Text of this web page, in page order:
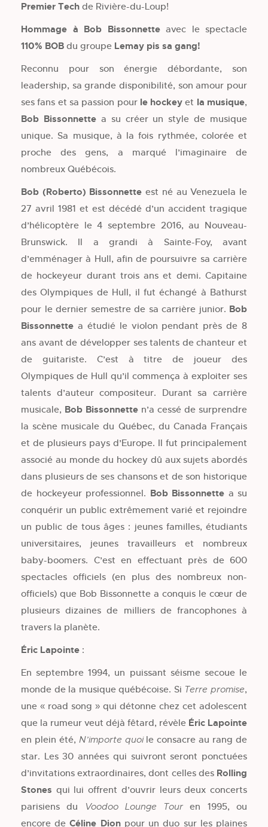
Premier Tech de Rivière-du-Loup!
Hommage à Bob Bissonnette avec le spectacle
110% BOB du groupe Lemay pis sa gang!
Reconnu pour son énergie débordante, son
leadership, sa grande disponibilité, son amour pour
ses fans et sa passion pour le hockey et la musique,
Bob Bissonnettea su créer un style de musique
unique. Sa musique, à la fois rythmée, colorée et
proche des gens, a marqué l’imaginaire de
nombreux Québécois.
Bob (Roberto) Bissonnette est né au Venezuela le
27 avril 1981 et est décédé d’un accident tragique
d’hélicoptère le 4 septembre 2016, au Nouveau-
Brunswick. Il a grandi à Sainte-Foy, avant
d’emménager à Hull, afin de poursuivre sa carrière
de hockeyeur durant trois ans et demi. Capitaine
des Olympiques de Hull, il fut échangé à Bathurst
pour le dernier semestre de sa carrière junior. Bob
Bissonnette a étudié le violon pendant près de 8
ans avant de développer ses talents de chanteur et
de guitariste. C’est à titre de joueur des
Olympiques de Hull qu’il commença à exploiter ses
talents d’auteur compositeur. Durant sa carrière
musicale, Bob Bissonnette n’a cessé de surprendre
la scène musicale du Québec, du Canada Français
et de plusieurs pays d’Europe. Il fut principalement
associé au monde du hockey dû aux sujets abordés
dans plusieurs de ses chansons et de son historique
de hockeyeur professionnel. Bob Bissonnette a su
conquérir un public extrêmement varié et rejoindre
un public de tous âges : jeunes familles, étudiants
universitaires, jeunes travailleurs et nombreux
baby-boomers. C’est en effectuant près de 600
spectacles officiels (en plus des nombreux non-
officiels) que Bob Bissonnette a conquis le cœur de
plusieurs dizaines de milliers de francophones à
travers la planète.
Éric Lapointe :
En septembre 1994, un puissant séisme secoue le
monde de la musique québécoise. Si Terre promise,
une « road song » qui détonne chez cet adolescent
que la rumeur veut déjà fêtard, révèle Éric Lapointe
en plein été, N’importe quoile consacre au rang de
star. Les 30 années qui suivront seront ponctuées
d’invitations extraordinaires, dont celles des Rolling
Stones qui lui offrent d’ouvrir leurs deux concerts
parisiens du
Voodoo Lounge Touren 1995, ou
encore deCéline Dionpour un duo sur les plaines